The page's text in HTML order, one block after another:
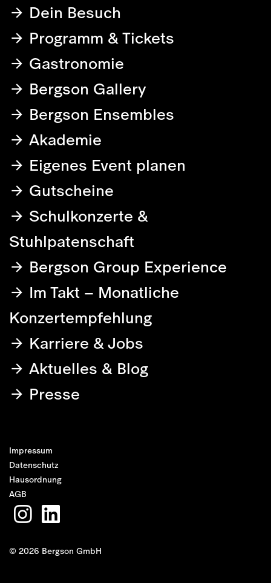
Dein Besuch
Programm & Tickets
Gastronomie
Bergson Gallery
Bergson Ensembles
Akademie
Eigenes Event planen
Gutscheine
Schulkonzerte &
Stuhlpatenschaft
Bergson Group Experience
Im Takt – Monatliche
Konzertempfehlung
Karriere & Jobs
Aktuelles & Blog
Presse
© 2026 Bergson GmbH
Impressum
Datenschutz
Hausordnung
AGB